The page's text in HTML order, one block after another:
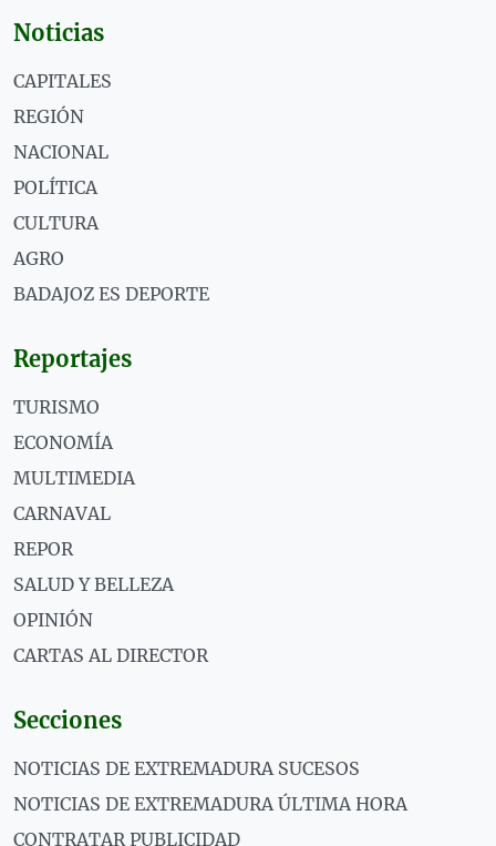
Noticias
CAPITALES
REGIÓN
NACIONAL
POLÍTICA
CULTURA
AGRO
BADAJOZ ES DEPORTE
Reportajes
TURISMO
ECONOMÍA
MULTIMEDIA
CARNAVAL
REPOR
SALUD Y BELLEZA
OPINIÓN
CARTAS AL DIRECTOR
Secciones
NOTICIAS DE EXTREMADURA SUCESOS
NOTICIAS DE EXTREMADURA ÚLTIMA HORA
CONTRATAR PUBLICIDAD